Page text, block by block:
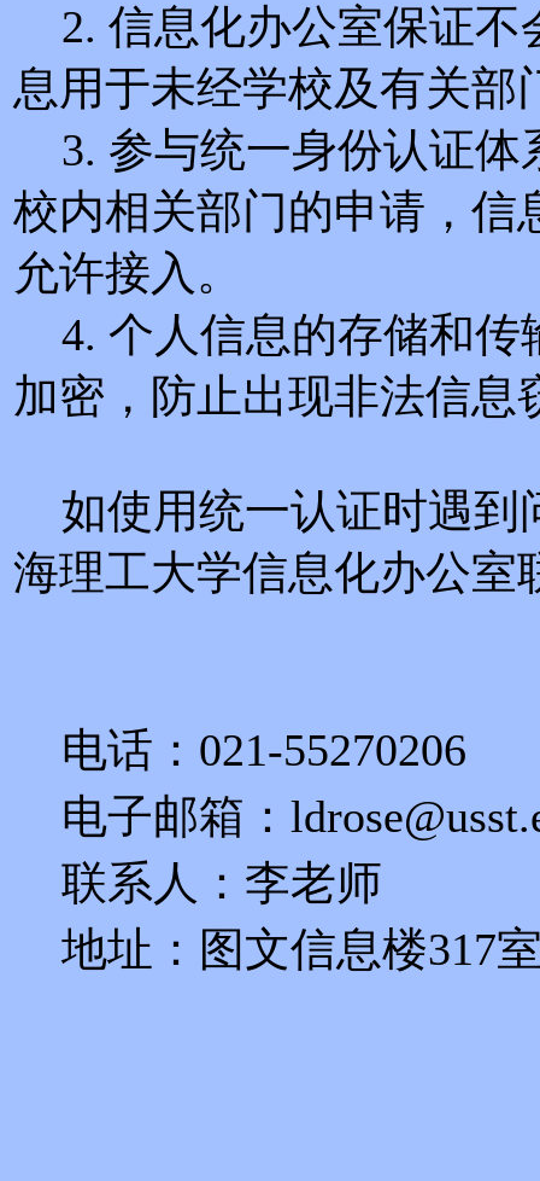
2. 信息化办公室保证不
息用于未经学校及有关部
3. 参与统一身份认证体
校内相关部门的申请，信
允许接入。
4. 个人信息的存储和传
加密，防止出现非法信息
如使用统一认证时遇到
海理工大学信息化办公室
电话：021-55270206
电子邮箱：
联系人：李老师
地址：图文信息楼317